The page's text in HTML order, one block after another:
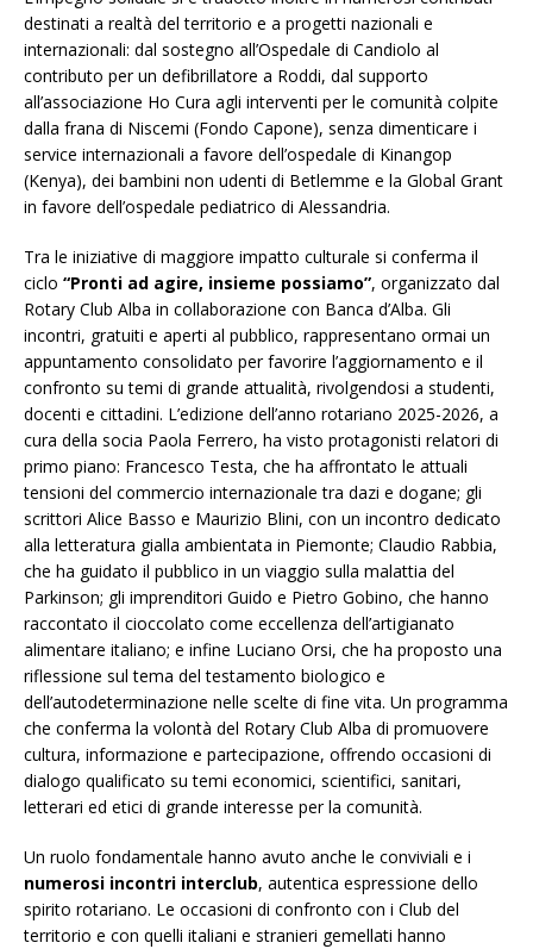
destinati a realtà del territorio e a progetti nazionali e
internazionali: dal sostegno all’Ospedale di Candiolo al
contributo per un defibrillatore a Roddi, dal supporto
all’associazione Ho Cura agli interventi per le comunità colpite
dalla frana di Niscemi (Fondo Capone), senza dimenticare i
service internazionali a favore dell’ospedale di Kinangop
(Kenya), dei bambini non udenti di Betlemme e la Global Grant
in favore dell’ospedale pediatrico di Alessandria.
Tra le iniziative di maggiore impatto culturale si conferma il
ciclo “Pronti ad agire, insieme possiamo”, organizzato dal
Rotary Club Alba in collaborazione con Banca d’Alba. Gli
incontri, gratuiti e aperti al pubblico, rappresentano ormai un
appuntamento consolidato per favorire l’aggiornamento e il
confronto su temi di grande attualità, rivolgendosi a studenti,
docenti e cittadini. L’edizione dell’anno rotariano 2025-2026, a
cura della socia Paola Ferrero, ha visto protagonisti relatori di
primo piano: Francesco Testa, che ha affrontato le attuali
tensioni del commercio internazionale tra dazi e dogane; gli
scrittori Alice Basso e Maurizio Blini, con un incontro dedicato
alla letteratura gialla ambientata in Piemonte; Claudio Rabbia,
che ha guidato il pubblico in un viaggio sulla malattia del
Parkinson; gli imprenditori Guido e Pietro Gobino, che hanno
raccontato il cioccolato come eccellenza dell’artigianato
alimentare italiano; e infine Luciano Orsi, che ha proposto una
riflessione sul tema del testamento biologico e
dell’autodeterminazione nelle scelte di fine vita. Un programma
che conferma la volontà del Rotary Club Alba di promuovere
cultura, informazione e partecipazione, offrendo occasioni di
dialogo qualificato su temi economici, scientifici, sanitari,
letterari ed etici di grande interesse per la comunità.
Un ruolo fondamentale hanno avuto anche le conviviali e i
numerosi incontri interclub, autentica espressione dello
spirito rotariano. Le occasioni di confronto con i Club del
territorio e con quelli italiani e stranieri gemellati hanno